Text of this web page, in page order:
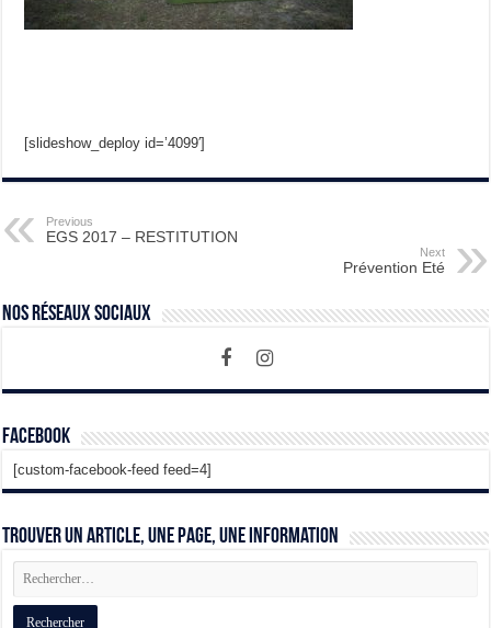
[slideshow_deploy id=’4099′]
Previous
EGS 2017 – RESTITUTION
Next
Prévention Eté
Nos Réseaux Sociaux
Facebook
[custom-facebook-feed feed=4]
Trouver un article, une page, une information